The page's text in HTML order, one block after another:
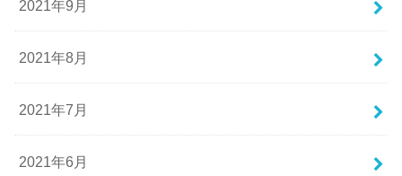
2021年9月
2021年8月
2021年7月
2021年6月